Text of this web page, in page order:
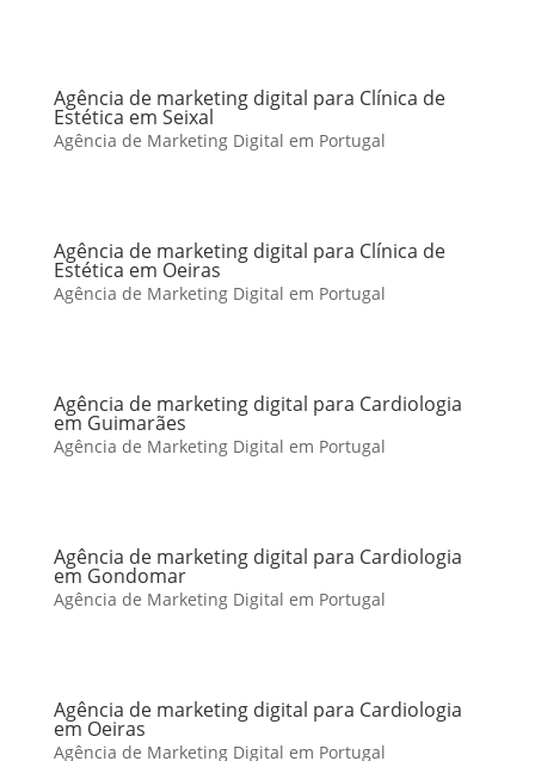
Agência de marketing digital para Clínica de
Estética em Seixal
Agência de Marketing Digital em Portugal
Agência de marketing digital para Clínica de
Estética em Oeiras
Agência de Marketing Digital em Portugal
Agência de marketing digital para Cardiologia
em Guimarães
Agência de Marketing Digital em Portugal
Agência de marketing digital para Cardiologia
em Gondomar
Agência de Marketing Digital em Portugal
Agência de marketing digital para Cardiologia
em Oeiras
Agência de Marketing Digital em Portugal